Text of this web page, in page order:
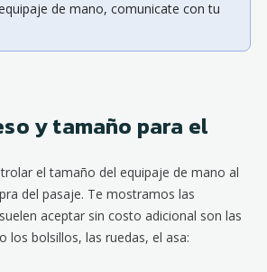
de mano, comunicate con tu
y tamaño para el
el tamaño del equipaje de mano al
del pasaje. Te mostramos las
aceptar sin costo adicional son las
los bolsillos, las ruedas, el asa: